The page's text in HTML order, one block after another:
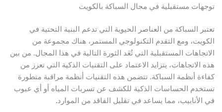
توجهات مستقبلية في مجال السباكة بالكويت
تعتبر السباكة من العناصر الحيوية التي تدعم البنية التحتية في
الكويت، ومع التقدم التكنولوجي المستمر، هناك مجموعة من
الاتجاهات المستقبلية التي تُعَد الثورة التالية في هذا المجال. من بين
هذه الاتجاهات، يتزايد الاعتماد على التقنيات الذكية التي تعزز من
كفاءة أنظمة السباكة. تتضمن هذه التقنيات أنظمة مراقبة متطورة
تستخدم الحساسات الذكية للكشف عن تسربات المياه أو أي عيوب
في الأنابيب، مما يساعد في تقليل الفاقد من الموارد.